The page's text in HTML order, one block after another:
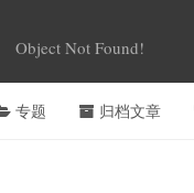
Object Not Found!
专题 归档文章